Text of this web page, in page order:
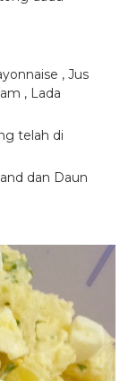
, Jus
, Lada
telah di
dan Daun